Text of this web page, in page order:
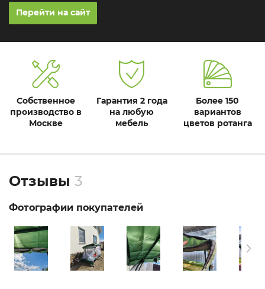
Перейти на сайт
Собственное
производство в
Москве
Гарантия 2 года
на любую
мебель
Более 150
вариантов
цветов ротанга
Отзывы 3
Фотографии покупателей